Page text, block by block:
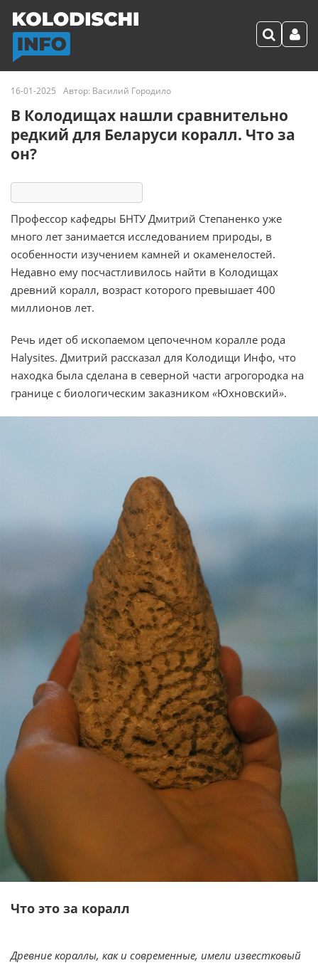
16-01-2025 Автор: Василий Городило
В Колодищах нашли сравнительно
редкий для Беларуси коралл. Что за
он?
Профессор кафедры БНТУ Дмитрий Степаненко уже
много лет занимается исследованием природы, в
особенности изучением камней и окаменелостей.
Недавно ему посчастливилось найти в Колодищах
древний коралл, возраст которого превышает 400
миллионов лет.
Речь идет об ископаемом цепочечном коралле рода
Halysites. Дмитрий рассказал для Колодищи Инфо, что
находка была сделана в северной части агрогородка на
границе с биологическим заказником «Юхновский».
Что это за коралл
Древние кораллы, как и современные, имели известковый